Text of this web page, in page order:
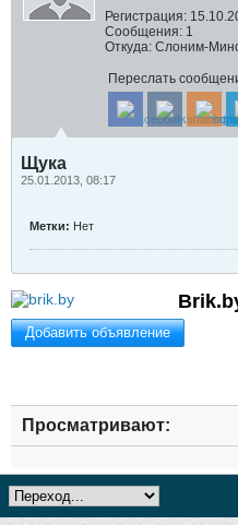
Регистрация:
Сообщения: 1
Откуда: Слоним-
Переслать
Щука
25.01.2013, 08:17
Метки: Нет
Добавить объявление
Просматривают: